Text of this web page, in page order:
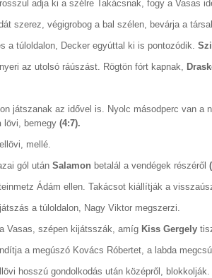
adja ki a szélre Takácsnak, fogy a Vasas
szerez, végigrobog a bal szélen, bevárja a
a túloldalon, Decker egyúttal ki is pontozódik.
az utolsó ráúszást. Rögtön fórt kapnak,
játszanak az idővel is. Nyolc másodperc van a
lövi, bemegy (4:7).
mellé.
gól után Salamon betalál a vendégek részéről
Ádám ellen. Takácsot kiállítják a
a túloldalon, Nagy Viktor megszerzi.
Vasas, szépen kijátsszák, amíg Kiss Gergely
a megúszó Kovács Róbertet, a labda
hosszú gondolkodás után középről, blokkolják.